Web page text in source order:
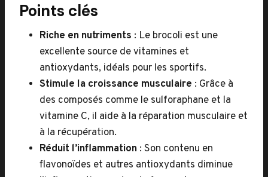
Points clés
Riche en nutriments : Le brocoli est une
excellente source de vitamines et
antioxydants, idéals pour les sportifs.
Stimule la croissance musculaire : Grâce à
des composés comme le sulforaphane et la
vitamine C, il aide à la réparation musculaire et
à la récupération.
Réduit l’inflammation : Son contenu en
flavonoïdes et autres antioxydants diminue